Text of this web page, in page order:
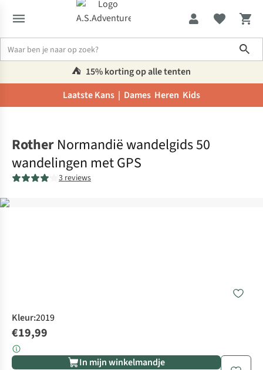
⛺️ 15% korting op alle tenten
Laatste Kans | Dames Heren Kids
Rother Normandië wandelgids 50
wandelingen met GPS
3 reviews
Kleur:2019
€19,99
In mijn winkelmandje